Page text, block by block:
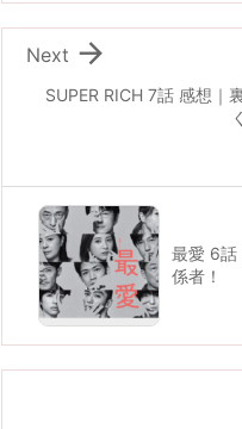
SUPER RICH 7話 感想｜

Next
最愛 6話
係者！